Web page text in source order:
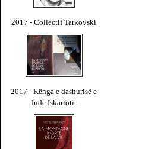
2017 - Collectif Tarkovski
2017 - Kënga e dashurisë e
Judë Iskariotit